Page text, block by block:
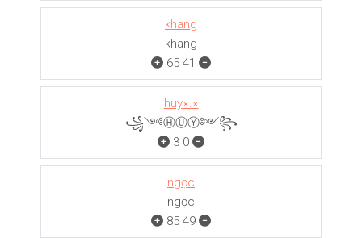
khang
khang
65 41
huy×.×
꧁༺ⒽⓊⓎ༻꧂
3 0
ngọc
ngọc
85 49